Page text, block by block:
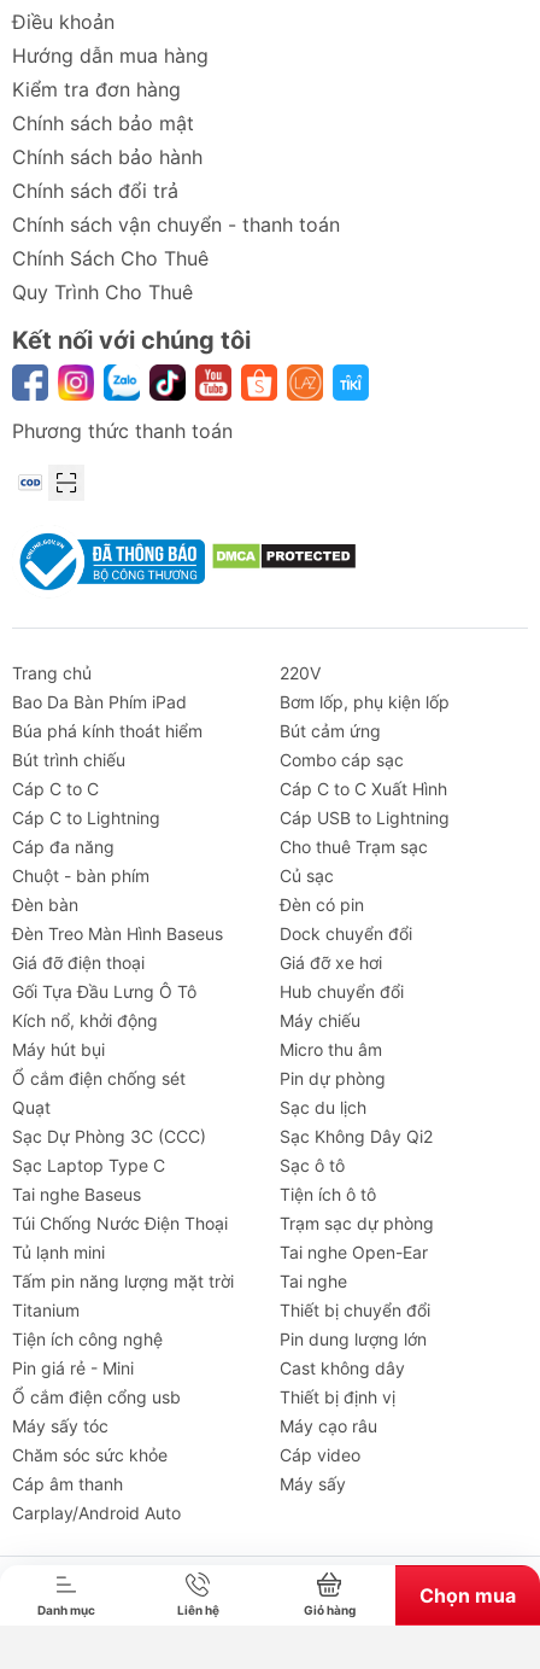
Tai nghe Máy chiếu Cho thuê
Danh mục Liên hệ Giỏ hàng
Chọn mua
nhiều thiết bị một cách an toàn và hiệu
quả.
Thông số kỹ thuật
Tên sản phẩm: Baseus Gan5 Pro Fast Charger
2C+U 65W EU
Số hiệu: CCGAN65E5
Màu sắc: Đen, Trắng
Trọng lượng: ~120.8g
Input: AC 100-240~, 50/60Hz, 1.5A Max
Type-C1, C2 Output: 5V/3A(15W), 9V/3A(27W),
12V/3A(36W), 15V/3A(45w), 20V/3.25A(65W)
Type-C1+USB Output: 45W+18W
Điều khoản
Hướng dẫn mua hàng
Kiểm tra đơn hàng
Chính sách bảo mật
Chính sách bảo hành
Chính sách đổi trả
Chính sách vận chuyển - thanh toán
Chính Sách Cho Thuê
Quy Trình Cho Thuê
Kết nối với chúng tôi
Phương thức thanh toán
Trang chủ
220V
Bao Da Bàn Phím iPad
Bơm lốp, phụ kiện lốp
Búa phá kính thoát hiểm
Bút cảm ứng
Bút trình chiếu
Combo cáp sạc
Cáp C to C
Cáp C to C Xuất Hình
Cáp C to Lightning
Cáp USB to Lightning
Cáp đa năng
Cho thuê Trạm sạc
Chuột - bàn phím
Củ sạc
Đèn bàn
Đèn có pin
Đèn Treo Màn Hình Baseus
Dock chuyển đổi
Giá đỡ điện thoại
Giá đỡ xe hơi
Gối Tựa Đầu Lưng Ô Tô
Hub chuyển đổi
Kích nổ, khởi động
Máy chiếu
Máy hút bụi
Micro thu âm
Ổ cắm điện chống sét
Pin dự phòng
Quạt
Sạc du lịch
Sạc Dự Phòng 3C (CCC)
Sạc Không Dây Qi2
Sạc Laptop Type C
Sạc ô tô
Tai nghe Baseus
Tiện ích ô tô
Túi Chống Nước Điện Thoại
Trạm sạc dự phòng
Tủ lạnh mini
Tai nghe Open-Ear
Tấm pin năng lượng mặt trời
Tai nghe
Titanium
Thiết bị chuyển đổi
Tiện ích công nghệ
Pin dung lượng lớn
Pin giá rẻ - Mini
Cast không dây
Ổ cắm điện cổng usb
Thiết bị định vị
Máy sấy tóc
Máy cạo râu
Chăm sóc sức khỏe
Cáp video
Cáp âm thanh
Máy sấy
Carplay/Android Auto
Bản quyền thuộc về chube.vn. Cung cấp bởi Sapo.